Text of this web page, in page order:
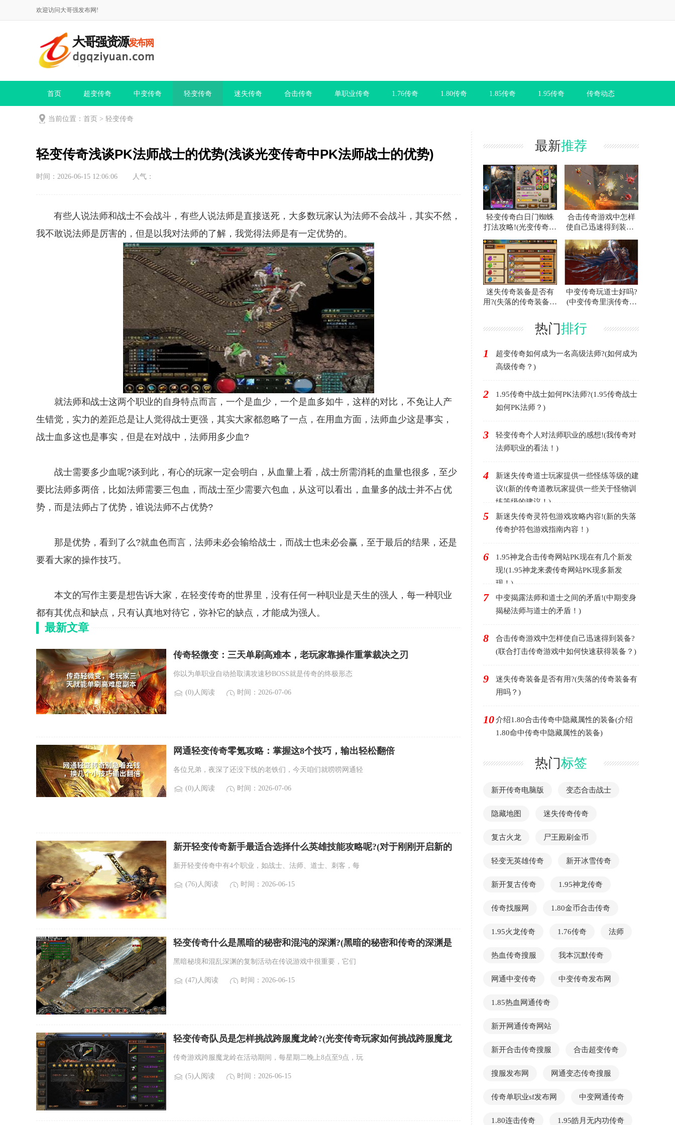
欢迎访问大哥强发布网!
首页 超变传奇 中变传奇 轻变传奇 迷失传奇 合击传奇 单职业传奇 1.76传奇 1.80传奇 1.85传奇 1.95传奇 传奇动态
当前位置： 首页 > 轻变传奇
轻变传奇浅谈PK法师战士的优势(浅谈光变传奇中PK法师战士的优势)
时间：2026-06-15 12:06:06 人气：
有些人说法师和战士不会战斗，有些人说法师是直接送死，大多数玩家认为法师不会战斗，其实不然，
我不敢说法师是厉害的，但是以我对法师的了解，我觉得法师是有一定优势的。
就法师和战士这两个职业的自身特点而言，一个是血少，一个是血多如牛，这样的对比，不免让人产
生错觉，实力的差距总是让人觉得战士更强，其实大家都忽略了一点，在用血方面，法师血少这是事实，
战士血多这也是事实，但是在对战中，法师用多少血?
战士需要多少血呢?谈到此，有心的玩家一定会明白，从血量上看，战士所需消耗的血量也很多，至少
要比法师多两倍，比如法师需要三包血，而战士至少需要六包血，从这可以看出，血量多的战士并不占优
势，而是法师占了优势，谁说法师不占优势?
那是优势，看到了么?就血色而言，法师未必会输给战士，而战士也未必会赢，至于最后的结果，还是
要看大家的操作技巧。
本文的写作主要是想告诉大家，在轻变传奇的世界里，没有任何一种职业是天生的强人，每一种职业
都有其优点和缺点，只有认真地对待它，弥补它的缺点，才能成为强人。
最新文章
传奇轻微变：三天单刷高难本，老玩家靠操作重掌裁决之刃
你以为单职业自动拾取满攻速秒BOSS就是传奇的终极形态
(0)人阅读 时间：2026-07-06
网通轻变传奇零氪攻略：掌握这8个技巧，输出轻松翻倍
各位兄弟，夜深了还没下线的老铁们，今天咱们就唠唠网通轻
(0)人阅读 时间：2026-07-06
新开轻变传奇新手最适合选择什么英雄技能攻略呢?(对于刚刚开启新的
新开轻变传奇中有4个职业，如战士、法师、道士、刺客，每
(76)人阅读 时间：2026-06-15
轻变传奇什么是黑暗的秘密和混沌的深渊?(黑暗的秘密和传奇的深渊是
黑暗秘境和混乱深渊的复制活动在传说游戏中很重要，它们
(47)人阅读 时间：2026-06-15
轻变传奇队员是怎样挑战跨服魔龙岭?(光变传奇玩家如何挑战跨服魔龙
传奇游戏跨服魔龙岭在活动期间，每星期二晚上8点至9点，玩
(5)人阅读 时间：2026-06-15
最新推荐
轻变传奇白日门蜘蛛
打法攻略!(光变传奇白
合击传奇游戏中怎样
使自己迅速得到装备?
如何快速获得装备？)
迷失传奇装备是否有
用?(失落的传奇装备有
中变传奇玩道士好吗?
(中变传奇里演传奇好
热门排行
1
超变传奇如何成为一名高级法师?(如何成为
高级传奇？)
2
1.95传奇中战士如何PK法师?(1.95传奇战士
如何PK法师？)
3
轻变传奇个人对法师职业的感想!(我传奇对
法师职业的看法！)
4
新迷失传奇道士玩家提供一些怪练等级的建
议!(新的传奇道教玩家提供一些关于怪物训
练等级的建议！)
5
新迷失传奇灵符包游戏攻略内容!(新的失落
传奇护符包游戏指南内容！)
6
1.95神龙合击传奇网站PK现在有几个新发
现!(1.95神龙来袭传奇网站PK现多新发
现！)
7
中变揭露法师和道士之间的矛盾!(中期变身
揭秘法师与道士的矛盾！)
8
合击传奇游戏中怎样使自己迅速得到装备?
(联合打击传奇游戏中如何快速获得装备？)
9
迷失传奇装备是否有用?(失落的传奇装备有
用吗？)
10介绍1.80合击传奇中隐藏属性的装备(介绍
1.80命中传奇中隐藏属性的装备)
热门标签
新开传奇电脑版 变态合击战士
隐藏地图 迷失传奇传奇
复古火龙 尸王殿刷金币
轻变无英雄传奇 新开冰雪传奇
新开复古传奇 1.95神龙传奇
传奇找服网 1.80金币合击传奇
1.95火龙传奇 1.76传奇 法师
热血传奇搜服 我本沉默传奇
网通中变传奇 中变传奇发布网
1.85热血网通传奇
新开网通传奇网站
新开合击传奇搜服 合击超变传奇
搜服发布网 网通变态传奇搜服
传奇单职业sf发布网 中变网通传奇
1.80连击传奇 1.95皓月无内功传奇